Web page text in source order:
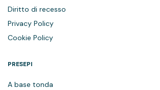
Diritto di recesso
Privacy Policy
Cookie Policy
PRESEPI
A base tonda